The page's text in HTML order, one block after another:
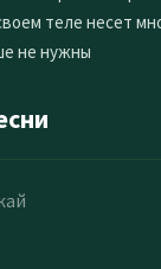
теле несет
не нужны